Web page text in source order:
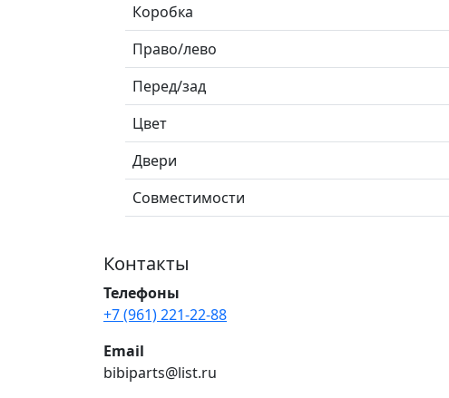
Коробка
Право/лево
Перед/зад
Цвет
Двери
Совместимости
Контакты
Телефоны
+7 (961) 221-22-88
Email
bibiparts@list.ru